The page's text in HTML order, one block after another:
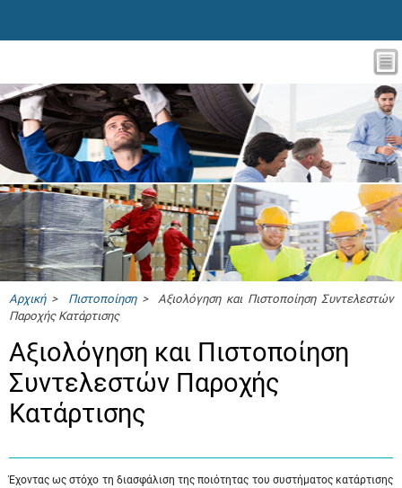
Αρχική> Πιστοποίηση> Αξιολόγηση και Πιστοποίηση Συντελεστών
Παροχής Κατάρτισης
Αξιολόγηση και Πιστοποίηση
Συντελεστών Παροχής
Κατάρτισης
Έχοντας ως στόχο τη διασφάλιση της ποιότητας του συστήματος κατάρτισης